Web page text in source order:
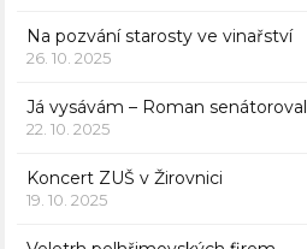
Na pozvání starosty ve vinařství
26. 10. 2025
Já vysávám – Roman senátoroval
22. 10. 2025
Koncert ZUŠ v Žirovnici
19. 10. 2025